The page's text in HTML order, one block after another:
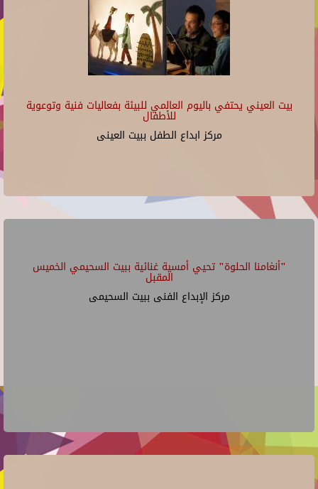
بيت العيني يحتفي باليوم العالمي للبيئة بفعاليات فنية وتوعوية
للأطفال
مركز ابداع الطفل ببيت العينى
"أنغامنا الحلوة" تحيي أمسية غنائية ببيت السحيمي الخميس
المقبل
مركز الإبداع الفنى ببيت السحيمى